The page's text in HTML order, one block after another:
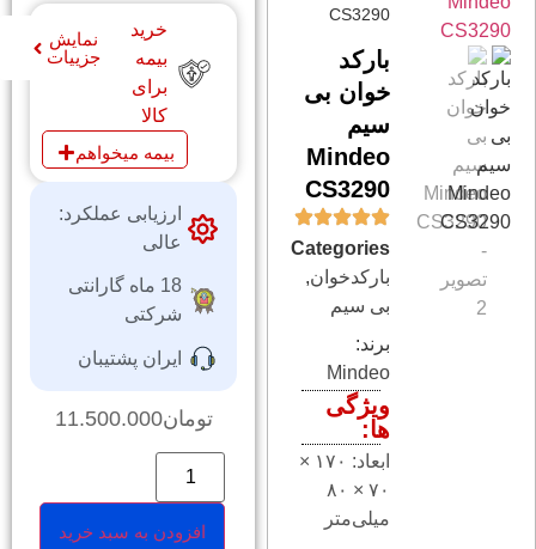
خرید
بیمه
برای
کالا
نمایش
جزییات
بیمه میخواهم
ارزیابی عملکرد:
عالی
18 ماه گارانتی
شرکتی
ایران پشتیبان
تومان11.500.000
افزودن به سبد خرید
CS3290
بارکد
خوان بی
سیم
Mindeo
CS3290
Categories
باركدخوان,
بی سیم
برند:
Mindeo
ویژگی
ها:
ابعاد: ۱۷۰ ×
۷۰ × ۸۰
میلی‌متر